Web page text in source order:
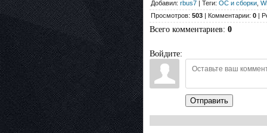
Добавил: rbus7 | Теги: ОС и сборки
Просмотров: 503 | Комментарии: 0 |
Всего комментариев: 0
Войдите:
Отправить